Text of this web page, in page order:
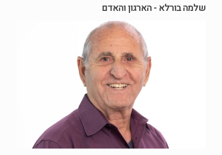
שלמה בורלא - הארגון והאדם